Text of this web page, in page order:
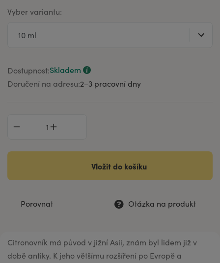
Vyber variantu:
Dostupnost:Skladem
Doručení na adresu:2–⁠3 pracovní dny
Vložit do košíku
Porovnat Otázka na produkt
Citronovník má původ v jižní Asii, znám byl lidem již v
době antiky. K jeho většímu rozšíření po Evropě a